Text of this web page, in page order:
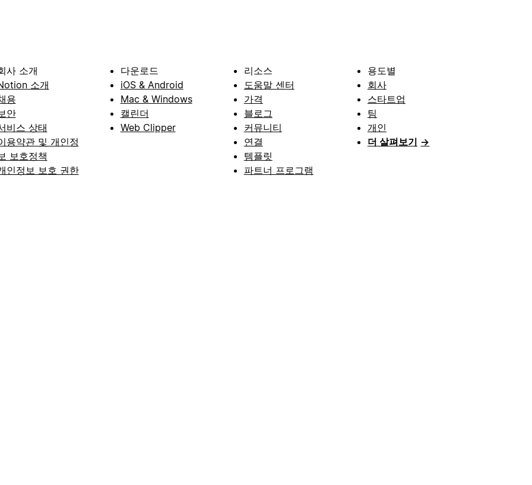
사 소개
소개
용
안
비스 상태
용약관 및 개인정
보호정책
인정보 보호 권한
다운로드
iOS & Android
Mac & Windows
캘린더
Web Clipper
리소스
도움말 센터
가격
블로그
커뮤니티
연결
템플릿
파트너 프로그램
용도별
회사
스타트업
팀
개인
더 살펴보기 →